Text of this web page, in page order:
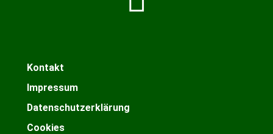
Kontakt
Impressum
Datenschutzerklärung
Cookies